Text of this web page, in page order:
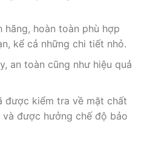
hãng, hoàn toàn phù hợp
kể cả những chi tiết nhỏ.
an toàn cũng như hiệu quả
được kiểm tra về mặt chất
được hưởng chế độ bảo